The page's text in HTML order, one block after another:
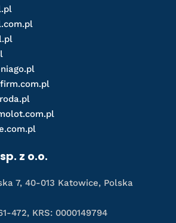
z o.o.
7, 40-013 Katowice, Polska
472, KRS: 0000149794